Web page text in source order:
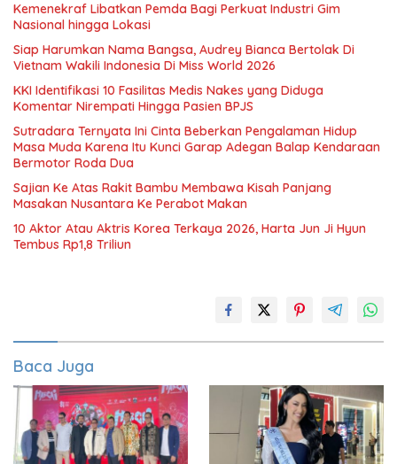
Kemenekraf Libatkan Pemda Bagi Perkuat Industri Gim
Nasional hingga Lokasi
Siap Harumkan Nama Bangsa, Audrey Bianca Bertolak Di
Vietnam Wakili Indonesia Di Miss World 2026
KKI Identifikasi 10 Fasilitas Medis Nakes yang Diduga
Komentar Nirempati Hingga Pasien BPJS
Sutradara Ternyata Ini Cinta Beberkan Pengalaman Hidup
Masa Muda Karena Itu Kunci Garap Adegan Balap Kendaraan
Bermotor Roda Dua
Sajian Ke Atas Rakit Bambu Membawa Kisah Panjang
Masakan Nusantara Ke Perabot Makan
10 Aktor Atau Aktris Korea Terkaya 2026, Harta Jun Ji Hyun
Tembus Rp1,8 Triliun
Baca Juga